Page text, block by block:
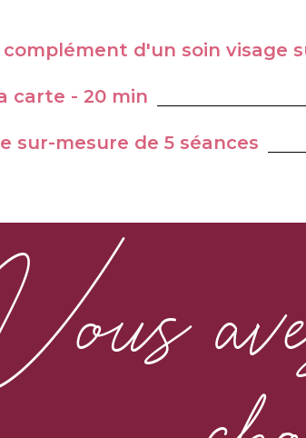
complément d'un soin visage
carte - 20 min
sur-mesure de 5 séances